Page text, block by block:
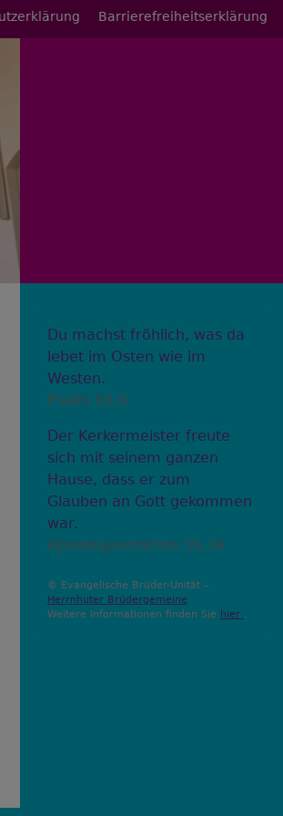
Barrierefreiheitserklärung
Du machst fröhlich, was da
lebet im Osten wie im
Westen.
Psalm 65,9
Der Kerkermeister freute
sich mit seinem ganzen
Hause, dass er zum
Glauben an Gott gekommen
war.
Apostelgeschichte 16,34
© Evangelische Brüder-Unität –
Herrnhuter Brüdergemeine
Weitere Informationen finden Sie hier .